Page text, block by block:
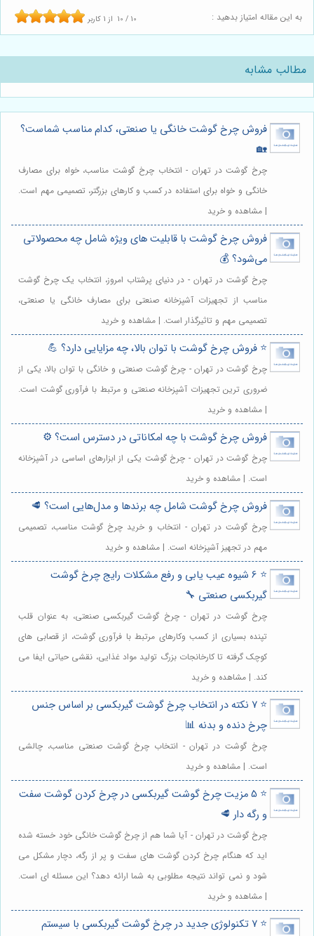
این مقاله امتیاز بدهید : 10 از1 کاربر
مشابه
فروش چرخ گوشت خانگی یا صنعتی، کدام مناسب شماست؟
🏡
چرخ گوشت در تهران - انتخاب چرخ گوشت مناسب، خواه برای مصارف
خانگی و خواه برای استفاده در کسب و کارهای بزرگتر، تصمیمی مهم است.
| مشاهده و خرید
فروش چرخ گوشت با قابلیت های ویژه شامل چه محصولاتی
می‌شود؟ 💰
چرخ گوشت در تهران - در دنیای پرشتاب امروز، انتخاب یک چرخ گوشت
مناسب از تجهیزات آشپزخانه صنعتی برای مصارف خانگی یا صنعتی،
تصمیمی مهم و تاثیرگذار است. | مشاهده و خرید
⭐️ فروش چرخ گوشت با توان بالا، چه مزایایی دارد؟ 💪
چرخ گوشت در تهران - چرخ گوشت صنعتی و خانگی با توان بالا، یکی از
ضروری ترین تجهیزات آشپزخانه صنعتی و مرتبط با فرآوری گوشت است.
| مشاهده و خرید
فروش چرخ گوشت با چه امکاناتی در دسترس است؟ ⚙️
چرخ گوشت در تهران - چرخ گوشت یکی از ابزارهای اساسی در آشپزخانه
است. | مشاهده و خرید
فروش چرخ گوشت شامل چه برندها و مدل‌هایی است؟ 🥩
چرخ گوشت در تهران - انتخاب و خرید چرخ گوشت مناسب، تصمیمی
مهم در تجهیز آشپزخانه است. | مشاهده و خرید
⭐️ 6 شیوه عیب یابی و رفع مشکلات رایج چرخ گوشت
گیربکسی صنعتی 🔧
چرخ گوشت در تهران - چرخ گوشت گیربکسی صنعتی، به عنوان قلب
تپنده بسیاری از کسب وکارهای مرتبط با فرآوری گوشت، از قصابی های
کوچک گرفته تا کارخانجات بزرگ تولید مواد غذایی، نقشی حیاتی ایفا می
کند. | مشاهده و خرید
⭐️ 7 نکته در انتخاب چرخ گوشت گیربکسی بر اساس جنس
چرخ دنده و بدنه 📊
چرخ گوشت در تهران - انتخاب چرخ گوشت صنعتی مناسب، چالشی
است. | مشاهده و خرید
⭐️ 5 مزیت چرخ گوشت گیربکسی در چرخ کردن گوشت سفت
و رگه دار 🥩
چرخ گوشت در تهران - آیا شما هم از چرخ گوشت خانگی خود خسته شده
اید که هنگام چرخ کردن گوشت های سفت و پر از رگه، دچار مشکل می
شود و نمی تواند نتیجه مطلوبی به شما ارائه دهد؟ این مسئله ای است.
| مشاهده و خرید
⭐️ 7 تکنولوژی جدید در چرخ گوشت گیربکسی با سیستم